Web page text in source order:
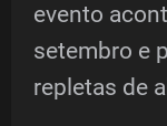
evento
setembro e
repletas de